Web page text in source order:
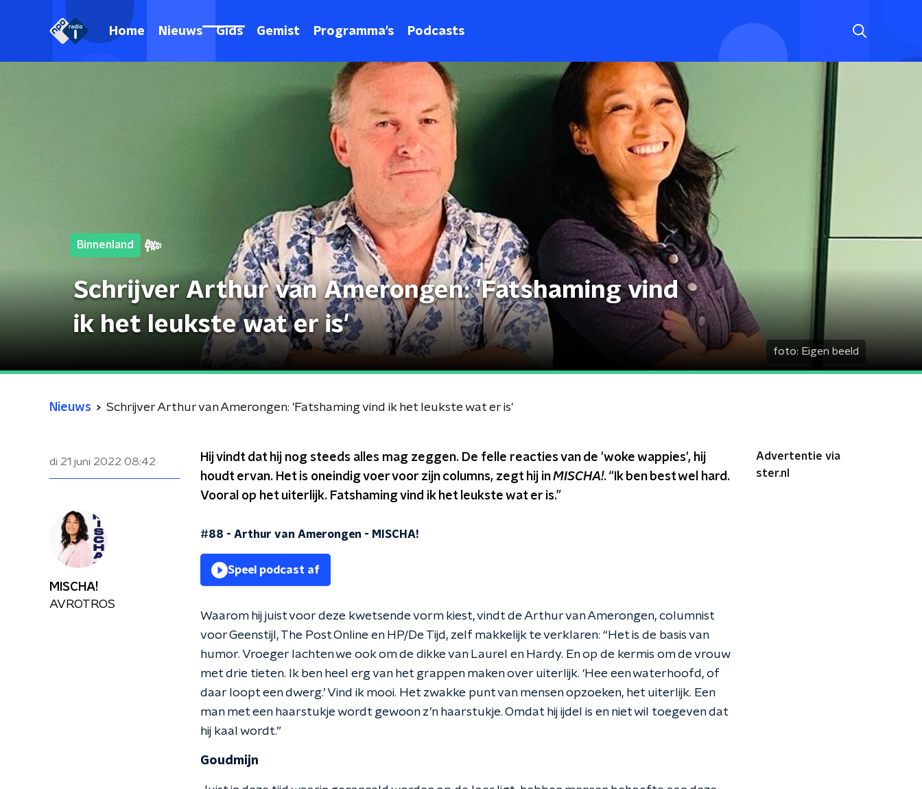
Home Nieuws Gids Gemist Programma's Podcasts
Binnenland
Schrijver Arthur van Amerongen: 'Fatshaming vind
ik het leukste wat er is'
foto: Eigen beeld
Nieuws Schrijver Arthur van Amerongen: 'Fatshaming vind ik het leukste wat er is'
di 21 juni 2022 08:42
Hij vindt dat hij nog steeds alles mag zeggen. De felle reacties van de 'woke wappies', hij
houdt ervan. Het is oneindig voer voor zijn columns, zegt hij inMISCHA!. “Ik ben best wel hard.
Vooral op het uiterlijk. Fatshaming vind ik het leukste wat er is.”
#88 - Arthur van Amerongen - MISCHA!
Speel podcast af
Waarom hij juist voor deze kwetsende vorm kiest, vindt de Arthur van Amerongen, columnist
voor Geenstijl, The Post Online en HP/De Tijd, zelf makkelijk te verklaren: “Het is de basis van
humor. Vroeger lachten we ook om de dikke van Laurel en Hardy. En op de kermis om de vrouw
met drie tieten. Ik ben heel erg van het grappen maken over uiterlijk. ‘Hee een waterhoofd, of
daar loopt een dwerg.’ Vind ik mooi. Het zwakke punt van mensen opzoeken, het uiterlijk. Een
man met een haarstukje wordt gewoon z’n haarstukje. Omdat hij ijdel is en niet wil toegeven dat
hij kaal wordt.”
Goudmijn
Advertentie via
ster.nl
MISCHA!
AVROTROS